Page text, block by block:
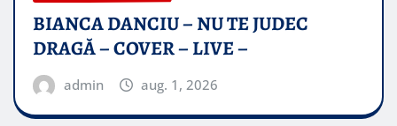
BIANCA DANCIU – NU TE JUDEC
DRAGĂ – COVER – LIVE –
admin aug. 1, 2026